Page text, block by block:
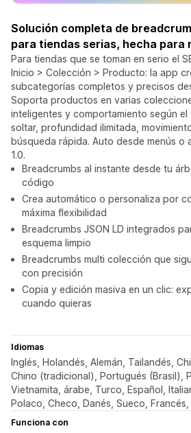
Solución completa de
para tiendas serias, hecha para
Para tiendas que se toman en serio el
Inicio > Colección > Producto: la app
subcategorías completos y precisos
Soporta productos en varias
inteligentes y comportamiento según el
soltar, profundidad ilimitada,
búsqueda rápida. Auto desde menús o
1.0.
Breadcrumbs al instante desde tu
código
Crea automático o personaliza por
máxima flexibilidad
Breadcrumbs JSON LD integrados
esquema limpio
Breadcrumbs multi colección que
con precisión
Copia y edición masiva en un clic:
cuando quieras
Idiomas
Inglés, Holandés, Alemán, Tailandés,
Chino (tradicional), Portugués (Brasil),
Vietnamita, árabe, Turco, Español,
Polaco, Checo, Danés, Sueco,
Funciona con